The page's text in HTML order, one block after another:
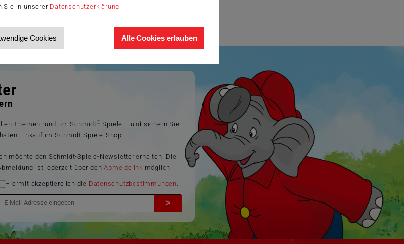
Sie in unserer Datenschutzerklärung
Cookies Alle Cookies erlauben
Themen rund um Schmidt® Spiele – und sichern Sie
Einkauf im Schmidt-Spiele-Shop.
möchte den Schmidt-Spiele-Newsletter erhalten. Die
ist jederzeit über denAbmeldelink möglich.
Hiermit akzeptiere ich die Datenschutzbestimmungen
>